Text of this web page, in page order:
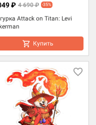
Attack on Titan: Levi
₽ 4 690 ₽ -35%
Купить